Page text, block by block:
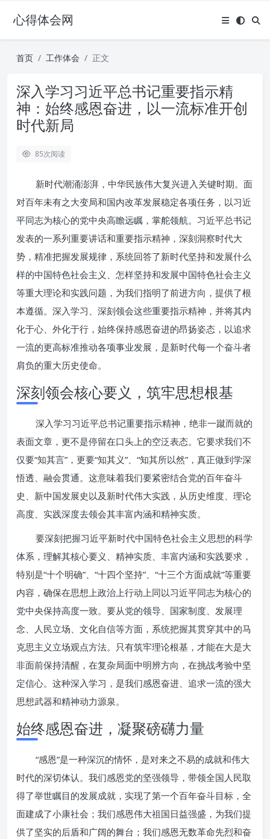
心得体会网
首页 工作体会 正文
深入学习习近平总书记重要指示精
神：始终感恩奋进，以一流标准开创
时代新局
85次阅读
新时代潮涌澎湃，中华民族伟大复兴进入关键时期。面
对百年未有之大变局和国内改革发展稳定各项任务，以习近
平同志为核心的党中央高瞻远瞩，掌舵领航。习近平总书记
发表的一系列重要讲话和重要指示精神，深刻洞察时代大
势，精准把握发展规律，系统回答了新时代坚持和发展什么
样的中国特色社会主义、怎样坚持和发展中国特色社会主义
等重大理论和实践问题，为我们指明了前进方向，提供了根
本遵循。深入学习、深刻领会这些重要指示精神，并将其内
化于心、外化于行，始终保持感恩奋进的昂扬姿态，以追求
一流的更高标准推动各项事业发展，是新时代每一个奋斗者
肩负的重大历史使命。
深刻领会核心要义，筑牢思想根基
深入学习习近平总书记重要指示精神，绝非一蹴而就的
表面文章，更不是停留在口头上的空泛表态。它要求我们不
仅要“知其言”，更要“知其义”、“知其所以然”，真正做到学深
悟透、融会贯通。这意味着我们要紧密结合党的百年奋斗
史、新中国发展史以及新时代伟大实践，从历史维度、理论
高度、实践深度去领会其丰富内涵和精神实质。
要深刻把握习近平新时代中国特色社会主义思想的科学
体系，理解其核心要义、精神实质、丰富内涵和实践要求，
特别是“十个明确”、“十四个坚持”、“十三个方面成就”等重要
内容，确保在思想上政治上行动上同以习近平同志为核心的
党中央保持高度一致。要从党的领导、国家制度、发展理
念、人民立场、文化自信等方面，系统把握其贯穿其中的马
克思主义立场观点方法。只有筑牢理论根基，才能在大是大
非面前保持清醒，在复杂局面中明辨方向，在挑战考验中坚
定信心。这种深入学习，是我们感恩奋进、追求一流的强大
思想武器和精神动力源泉。
始终感恩奋进，凝聚磅礴力量
“感恩”是一种深沉的情怀，是对来之不易的成就和伟大
时代的深切体认。我们感恩党的坚强领导，带领全国人民取
得了举世瞩目的发展成就，实现了第一个百年奋斗目标，全
面建成了小康社会；我们感恩伟大祖国日益强盛，为我们提
供了坚实的后盾和广阔的舞台；我们感恩无数革命先烈和奋